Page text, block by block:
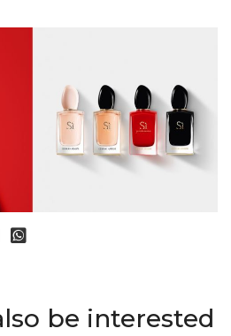
be interested